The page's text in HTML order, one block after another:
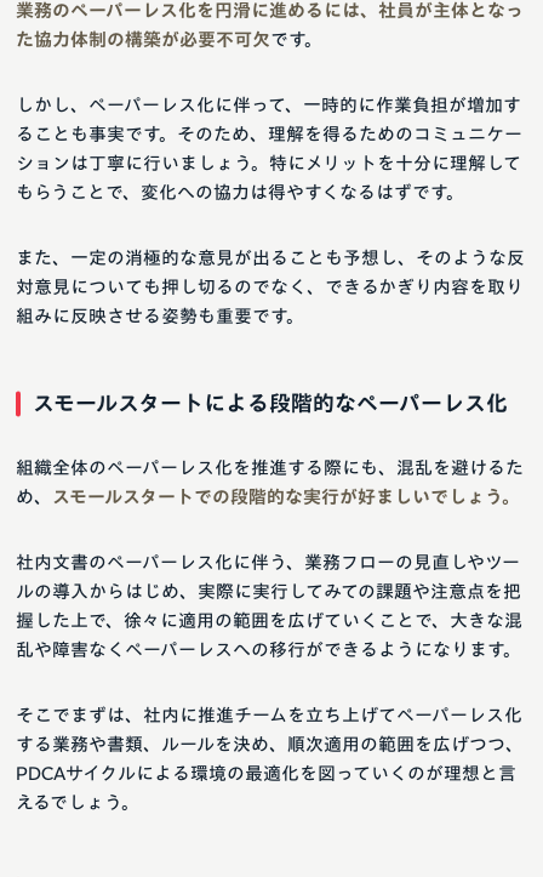
業務のペーパーレス化を円滑に進めるには、社員が主体となっ
た協力体制の構築が必要不可欠です。
しかし、ペーパーレス化に伴って、一時的に作業負担が増加す
ることも事実です。そのため、理解を得るためのコミュニケー
ションは丁寧に行いましょう。特にメリットを十分に理解して
もらうことで、変化への協力は得やすくなるはずです。
また、一定の消極的な意見が出ることも予想し、そのような反
対意見についても押し切るのでなく、できるかぎり内容を取り
組みに反映させる姿勢も重要です。
スモールスタートによる段階的なペーパーレス化
組織全体のペーパーレス化を推進する際にも、混乱を避けるた
め、 スモールスタートでの段階的な実行が好ましいでしょう。
社内文書のペーパーレス化に伴う、業務フローの見直しやツー
ルの導入からはじめ、実際に実行してみての課題や注意点を把
握した上で、徐々に適用の範囲を広げていくことで、大きな混
乱や障害なくペーパーレスへの移行ができるようになります。
そこでまずは、社内に推進チームを立ち上げてペーパーレス化
する業務や書類、ルールを決め、順次適用の範囲を広げつつ、
PDCAサイクルによる環境の最適化を図っていくのが理想と言
えるでしょう。